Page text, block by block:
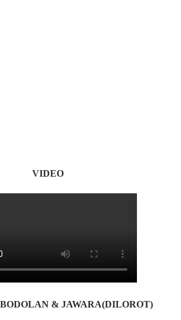
VIDEO
& JAWARA(DILOROT)